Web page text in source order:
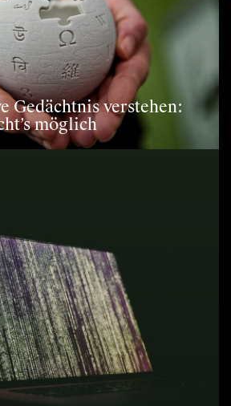
Gedächtnis verstehen:
möglich